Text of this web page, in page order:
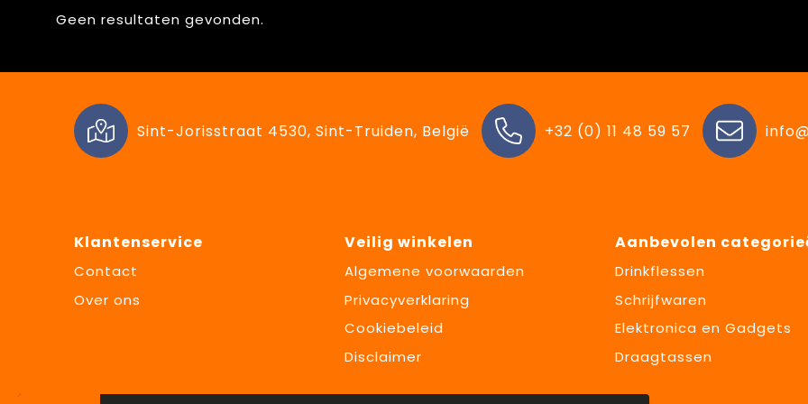
Geen resultaten gevonden.
Sint-Jorisstraat 4530, Sint-Truiden, België +32 (0) 11 48 59 57
Klantenservice
Contact
Over ons
Veilig winkelen
Algemene voorwaarden
Privacyverklaring
Cookiebeleid
Disclaimer
Aanbevolen
Drinkflessen
Schrijfwaren
Elektronica en Gadgets
Draagtassen